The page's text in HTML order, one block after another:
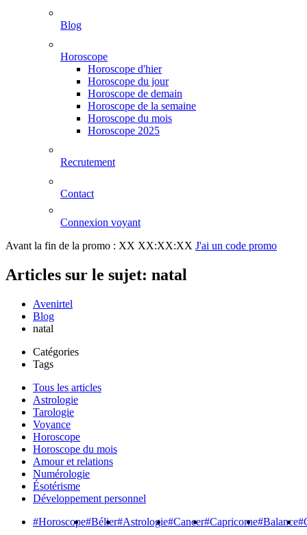
Blog
Horoscope
Horoscope d'hier
Horoscope du jour
Horoscope de demain
Horoscope de la semaine
Horoscope du mois
Horoscope 2025
Recrutement
Contact
Connexion voyant
Avant la fin de la promo : XX XX:XX:XX J'ai un code promo
Articles sur le sujet: natal
Avenirtel
Blog
natal
Catégories
Tags
Tous les articles
Astrologie
Tarologie
Voyance
Horoscope
Horoscope du mois
Amour et relations
Numérologie
Ésotérisme
Développement personnel
#Horoscope#Bélier#Astrologie#Cancer#Capricorne#Balance